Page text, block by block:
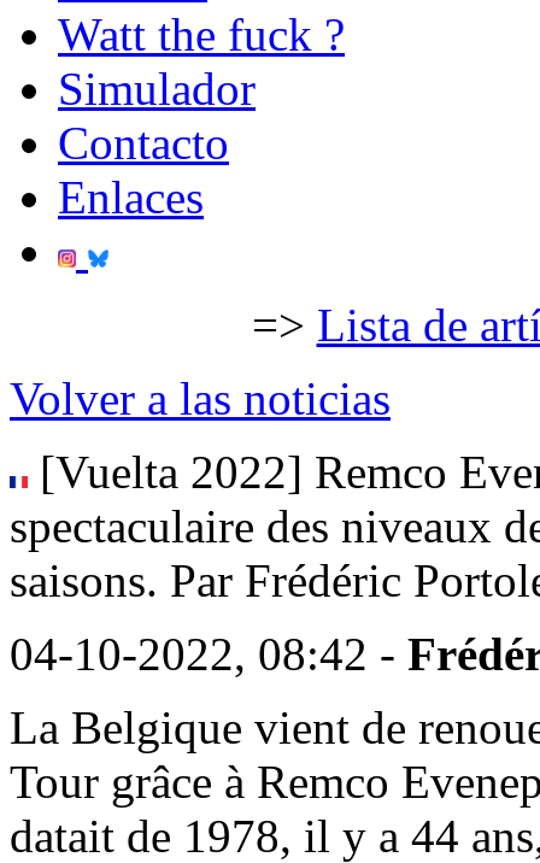
Watt the fuck ?
Simulador
Contacto
Enlaces
=> Lista de
Volver a las noticias
[Vuelta 2022] Remco
spectaculaire des niveaux
saisons. Par Frédéric
04-10-2022, 08:42 -
La Belgique vient de
Tour grâce à Remco
datait de 1978, il y a 44